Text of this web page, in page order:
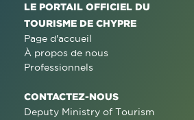
LE PORTAIL OFFICIEL DU
TOURISME DE CHYPRE
Page d'accueil
À propos de nous
Professionnels
CONTACTEZ-NOUS
Deputy Ministry of Tourism